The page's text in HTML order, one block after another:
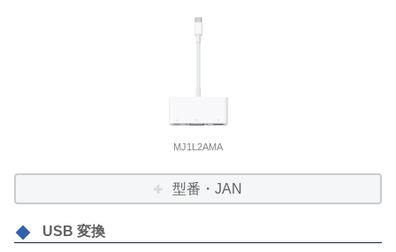
MJ1L2AMA
型番・JAN
USB 変換